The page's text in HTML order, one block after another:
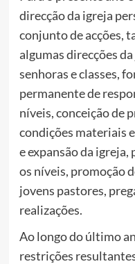
direcção da igreja
conjunto de acções,
algumas direcções
senhoras e classes,
permanente de
níveis, conceição de
condições materiais
e expansão da
os níveis, promoção
jovens pastores,
realizações.
Ao longo do último
restrições